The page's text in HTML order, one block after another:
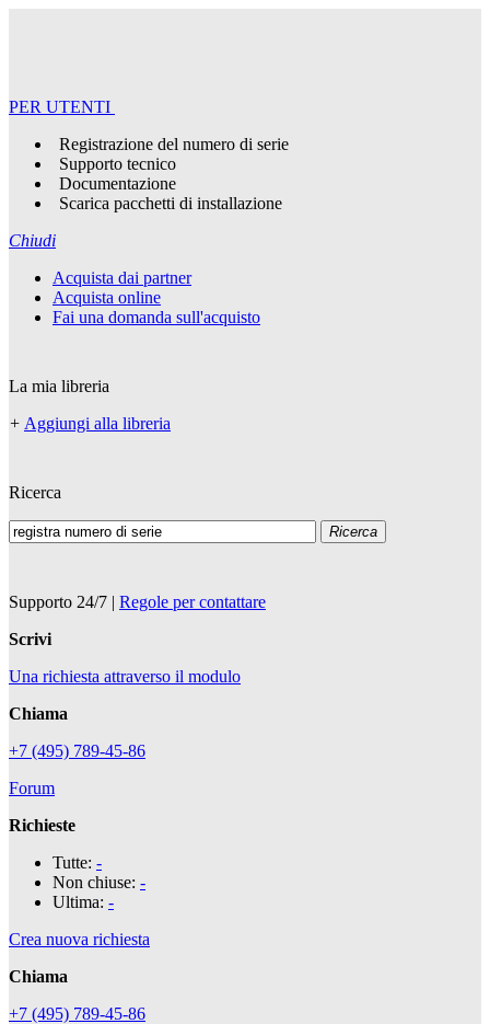
PER UTENTI
Registrazione del numero di serie
Supporto tecnico
Documentazione
Scarica pacchetti di installazione
Chiudi
Acquista dai partner
Acquista online
Fai una domanda sull'acquisto
La mia libreria
+ Aggiungi alla libreria
Ricerca
Ricerca
Supporto 24/7 | Regole per contattare
Scrivi
Una richiesta attraverso il modulo
Chiama
+7 (495) 789-45-86
Forum
Richieste
Tutte: -
Non chiuse: -
Ultima: -
Crea nuova richiesta
Chiama
+7 (495) 789-45-86